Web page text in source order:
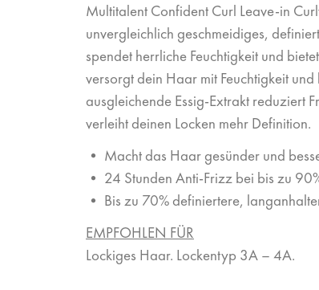
Multitalent Confident Curl Leave-in
unvergleichlich geschmeidiges,
spendet herrliche Feuchtigkeit und
versorgt dein Haar mit Feuchtigkeit
ausgleichende Essig-Extrakt reduziert
verleiht deinen Locken mehr Definition.
• Macht das Haar gesünder und
• 24 Stunden Anti-Frizz bei bis zu
• Bis zu 70% definiertere,
EMPFOHLEN FÜR
Lockiges Haar. Lockentyp 3A – 4A.